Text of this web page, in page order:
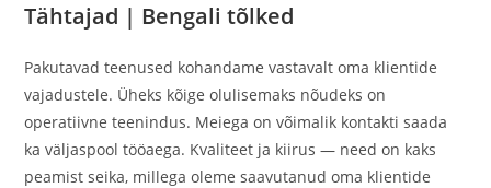
Tähtajad | Bengali tõlked
Pakutavad teenused kohandame vastavalt oma klientide
vajadustele. Üheks kõige olulisemaks nõudeks on
operatiivne teenindus. Meiega on võimalik kontakti saada
ka väljaspool tööaega. Kvaliteet ja kiirus — need on kaks
peamist seika, millega oleme saavutanud oma klientide